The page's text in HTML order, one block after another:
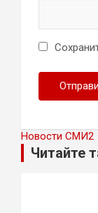
Новости СМИ2
Читайте